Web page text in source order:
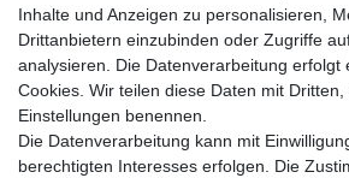
Zahlung und Versand
Inhalte und Anzeigen zu personalisieren,
Drittanbietern einzubinden oder Zugriffe
analysieren. Die Datenverarbeitung erfolgt
Cookies. Wir teilen diese Daten mit Dritten,
Einstellungen benennen.
Die Datenverarbeitung kann mit
berechtigten Interesses erfolgen. Die